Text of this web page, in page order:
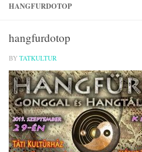
HANGFURDOTOP
hangfurdotop
BY TATKULTUR